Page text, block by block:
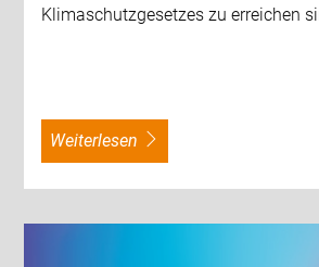
Klimaschutzgesetzes zu erreichen
weiterlesen